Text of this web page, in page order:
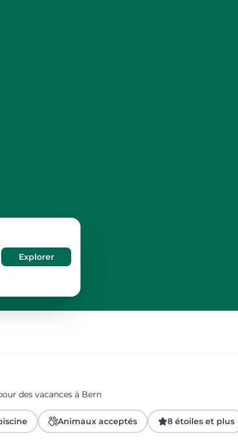
des vacances à Bern
Animaux acceptés 8 étoiles et plus